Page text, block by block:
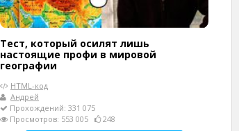
Тест, который осилят лишь
настоящие профи в мировой
географии
HTML-код
Андрей
Прохождений: 331 075
Просмотров: 553 005
248